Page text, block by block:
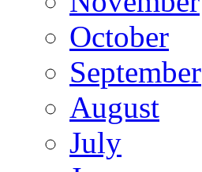
October
September
August
July